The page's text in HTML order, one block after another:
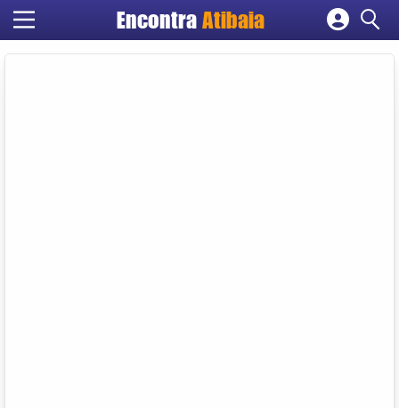
Encontra Atibaia
Cadastrar empresa